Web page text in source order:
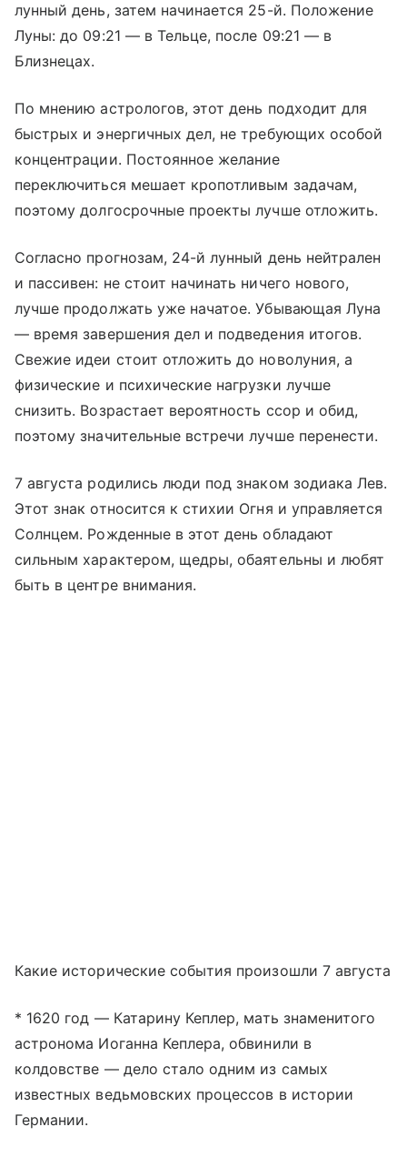
лунный день, затем начинается 25-й. Положение
Луны: до 09:21 — в Тельце, после 09:21 — в
Близнецах.
По мнению астрологов, этот день подходит для
быстрых и энергичных дел, не требующих особой
концентрации. Постоянное желание
переключиться мешает кропотливым задачам,
поэтому долгосрочные проекты лучше отложить.
Согласно прогнозам, 24-й лунный день нейтрален
и пассивен: не стоит начинать ничего нового,
лучше продолжать уже начатое. Убывающая Луна
— время завершения дел и подведения итогов.
Свежие идеи стоит отложить до новолуния, а
физические и психические нагрузки лучше
снизить. Возрастает вероятность ссор и обид,
поэтому значительные встречи лучше перенести.
7 августа родились люди под знаком зодиака Лев.
Этот знак относится к стихии Огня и управляется
Солнцем. Рожденные в этот день обладают
сильным характером, щедры, обаятельны и любят
быть в центре внимания.
Какие исторические события произошли 7 августа
* 1620 год — Катарину Кеплер, мать знаменитого
астронома Иоганна Кеплера, обвинили в
колдовстве — дело стало одним из самых
известных ведьмовских процессов в истории
Германии.